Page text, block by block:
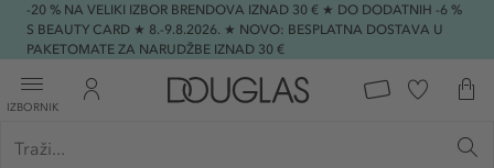
-20 % NA VELIKI IZBOR BRENDOVA IZNAD 30 € ★ DO DODATNIH -6 %
S BEAUTY CARD ★ 8.-9.8.2026. ★ NOVO: BESPLATNA DOSTAVA U
PAKETOMATE ZA NARUDŽBE IZNAD 30 €
IZBORNIK